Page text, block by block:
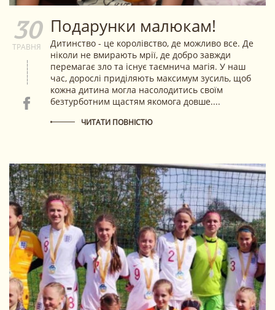
30
ТРАВНЯ
Подарунки малюкам!
Дитинство - це королівство, де можливо все. Де
ніколи не вмирають мрії, де добро завжди
перемагає зло та існує таємнича магія. У наш
час, дорослі приділяють максимум зусиль, щоб
кожна дитина могла насолодитись своїм
безтурботним щастям якомога довше....
ЧИТАТИ ПОВНІСТЮ